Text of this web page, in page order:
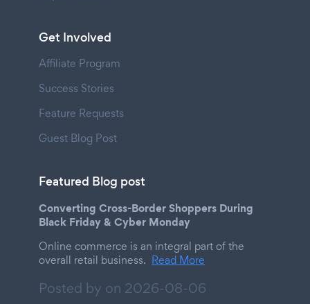
Get Involved
Affiliate Program
Success Stories
Feature Requests
Guest Blog Post
Featured Blog post
Converting Cross-Border Shoppers During
Black Friday & Cyber Monday
Online commerce is an integral part of the
overall retail business. Read More
Posted by on 2026-08-06